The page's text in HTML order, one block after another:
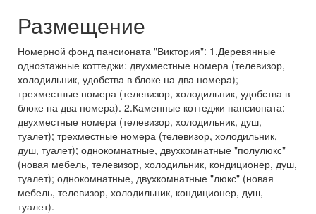
Размещение
Номерной фонд пансионата "Виктория": 1.Деревянные
одноэтажные коттеджи: двухместные номера (телевизор,
холодильник, удобства в блоке на два номера);
трехместные номера (телевизор, холодильник, удобства в
блоке на два номера). 2.Каменные коттеджи пансионата:
двухместные номера (телевизор, холодильник, душ,
туалет); трехместные номера (телевизор, холодильник,
душ, туалет); однокомнатные, двухкомнатные "полулюкс"
(новая мебель, телевизор, холодильник, кондиционер, душ,
туалет); однокомнатные, двухкомнатные "люкс" (новая
мебель, телевизор, холодильник, кондиционер, душ,
туалет).